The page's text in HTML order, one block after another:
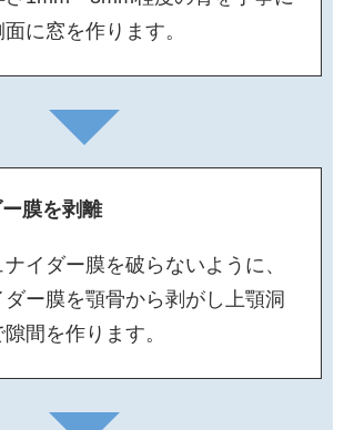
に窓を作ります。
膜を剥離
イダー膜を破らないように、
ー膜を顎骨から剥がし上顎洞
間を作ります。